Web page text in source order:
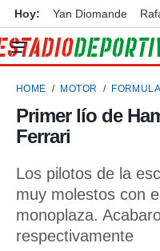
de
por
para
la
calidad.
a este
las
y
Hoy: Yan Diomande
HOME MOTOR
Primer lío de
Ferrari
Los pilotos de la
muy molestos con
monoplaza.
respectivamente